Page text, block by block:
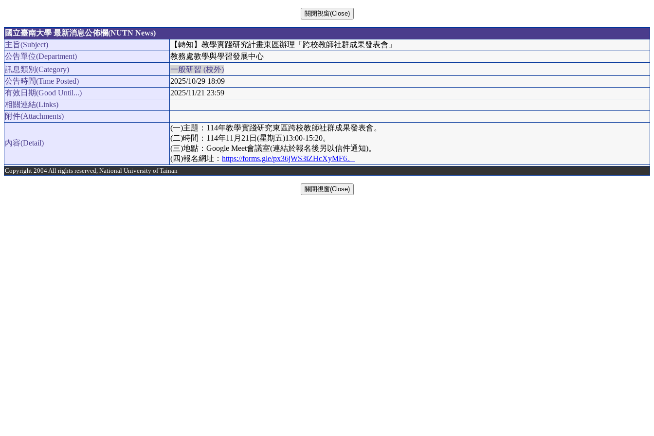
國立臺南大學 最新消息公佈欄(NUTN News)
主旨(Subject)
【轉知】教學實踐研究計畫東區辦理「跨校教師社群成果發表會」
公告單位(Department)
教務處教學與學習發展中心
訊息類別(Category)
一般研習 (校外)
公告時間(Time Posted)
2025/10/29 18:09
有效日期(Good Until...)
2025/11/21 23:59
相關連結(Links)
附件(Attachments)
內容(Detail)
(一)主題：114年教學實踐研究東區跨校教師社群成果發表會。
(二)時間：114年11月21日(星期五)13:00-15:20。
(三)地點：Google Meet會議室(連結於報名後另以信件通知)。
(四)報名網址： https://forms.gle/px36jWS3iZHcXyMF6。
Copyright 2004 All rights reserved, National University of Tainan